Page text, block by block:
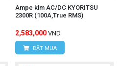
Ampe kìm AC/DC KYORITSU
2300R (100A,True RMS)
2,583,000 VND
ĐẶT MUA